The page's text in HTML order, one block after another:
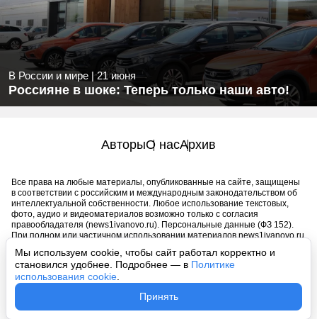
Мы используем cookie, чтобы сайт работал корректно и
становился удобнее. Подробнее — в Политике
использования cookie
Принять
В России и мире |21 июня
Россияне в шоке: Теперь только наши авто!
АвторыО насАрхив
Все права на любые материалы, опубликованные на сайте, защищены
в соответствии с российским и международным законодательством об
интеллектуальной собственности. Любое использование текстовых,
фото, аудио и видеоматериалов возможно только с согласия
правообладателя (news1ivanovo.ru). Персональные данные (ФЗ 152).
При полном или частичном использовании материалов news1ivanovo.ru
обязательна. Запрещено для детей. Оригинал текста:
https://news1ivanovo.ru/
Пользовательское соглашение